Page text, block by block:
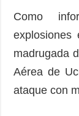
Como
madrugada
Aérea de
ataque con